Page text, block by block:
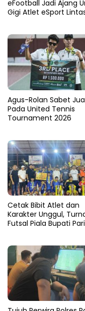
eFootball Jadi Ajang
Gigi Atlet eSport
Agus-Rolan Sabet
Pada United Tennis
Tournament 2026
Cetak Bibit Atlet dan
Karakter Unggul,
Futsal Piala Bupati